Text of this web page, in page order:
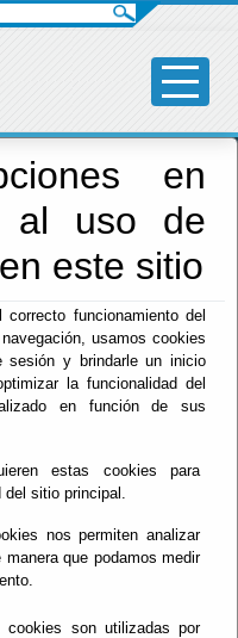
en
al uso de
este sitio
funcionamiento del
usamos cookies
sesión y brindarle un inicio
la funcionalidad del
en función de sus
estas cookies para
del sitio principal.
nos permiten analizar
que podamos medir
cookies son utilizadas por
del